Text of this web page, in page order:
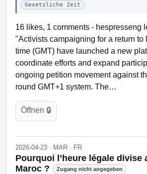
Gesetzliche Zeit
16 likes, 1 comments - hespresseng
"Activists campaigning for a return to
time (GMT) have launched a new
coordinate efforts and expand
ongoing petition movement against
round GMT+1 system. The…
Öffnen 🔒
2026-04-23 · MAR · FR
Pourquoi l’heure légale divise
Maroc ?
Zugang nicht angegeben